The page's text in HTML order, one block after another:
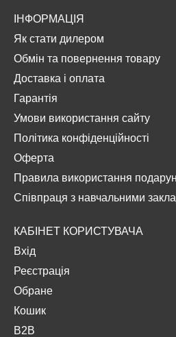
ІНФОРМАЦІЯ
Як стати дилером
Обмін та повернення товару
Доставка і оплата
Гарантія
Умови використання сайту
Політика конфіденційності
Оферта
Правила використання
Співпраця з навчальними
КАБІНЕТ КОРИСТУВАЧА
Вхід
Реєстрація
Обране
Кошик
B2B